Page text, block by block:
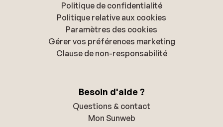
Politique de confidentialité
Politique relative aux cookies
Paramètres des cookies
Gérer vos préférences marketing
Clause de non-responsabilité
Besoin d'aide ?
Questions & contact
Mon Sunweb